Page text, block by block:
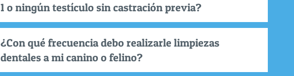
1 o ningún testículo sin castración previa?
¿Con qué frecuencia debo realizarle limpiezas
dentales a mi canino o felino?